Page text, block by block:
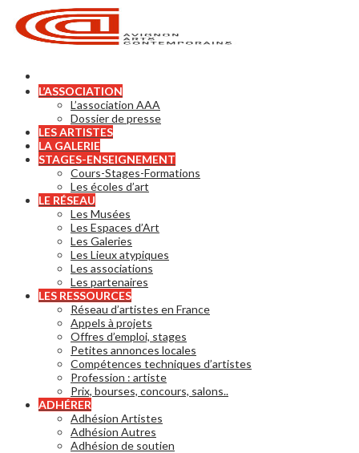
L’ASSOCIATION
L’association AAA
Dossier de presse
LES ARTISTES
LA GALERIE
STAGES-ENSEIGNEMENT
Cours-Stages-Formations
Les écoles d’art
LE RÉSEAU
Les Musées
Les Espaces d’Art
Les Galeries
Les Lieux atypiques
Les associations
Les partenaires
LES RESSOURCES
Réseau d’artistes en France
Appels à projets
Offres d’emploi, stages
Petites annonces locales
Compétences techniques d’artistes
Profession : artiste
Prix, bourses, concours, salons..
ADHÉRER
Adhésion Artistes
Adhésion Autres
Adhésion de soutien